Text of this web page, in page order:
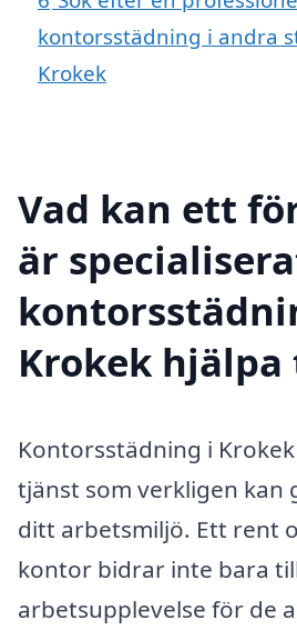
kontorsstädning i andra
Krokek
Vad kan ett
är
Krokek
Kontorsstädning i
tjänst som verkligen kan
ditt arbetsmiljö. Ett rent
kontor bidrar inte bara
arbetsupplevelse för de